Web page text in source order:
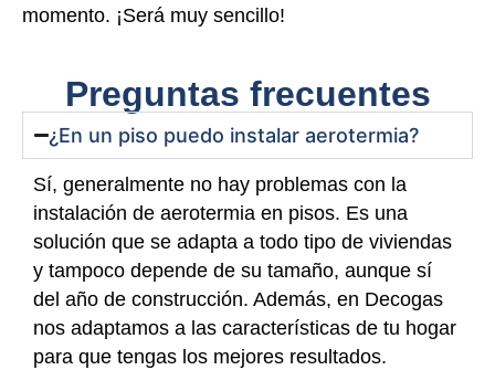
momento. ¡Será muy sencillo!
Preguntas frecuentes
¿En un piso puedo instalar aerotermia?
Sí, generalmente no hay problemas con la
instalación de aerotermia en pisos. Es una
solución que se adapta a todo tipo de viviendas
y tampoco depende de su tamaño, aunque sí
del año de construcción. Además, en Decogas
nos adaptamos a las características de tu hogar
para que tengas los mejores resultados.